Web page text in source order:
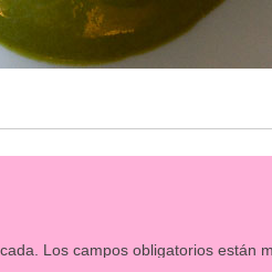
Los campos obligatorios están